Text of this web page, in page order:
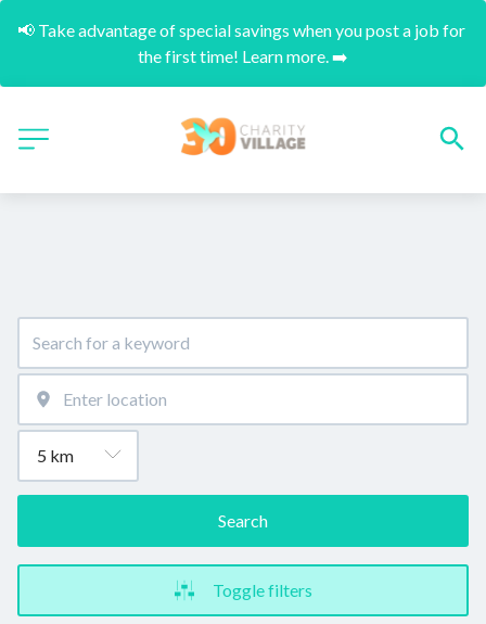
📢 Take advantage of special savings when you post a job for
the first time! Learn more. ➡️
Search
Toggle filters